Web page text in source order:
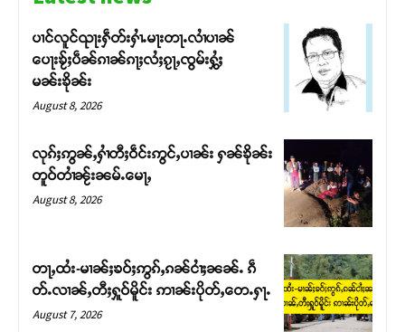
Support SHAN
တႃႇႁႂ်ႈသဵင်ၵၢင်ၸႂ်ၵူၼ်းမိူင်း ၵူႈတီႈၵူႈလႅၼ်ပေႃးတေၸွ
ပၢင်လူင်ၺႃးႁဵတ်းႁၢႆႉမႃးတႃႉလၢႆပၢၼ် ​​
ပေႃးၶႂ်ႈပဵၼ်ၵၢၼ်ၵႃႈလႆႈၵႂႃႇၸွမ်းႁွႆႈ
မၼ်းၶိုၼ်း
August 8, 2026
လုၵ်ႈဢွၼ်ႇႁၢႆတီႈဝဵင်းဢွင်ႇပၢၼ်း ႁၼ်ၶိုၼ်း
တူဝ်တၢႆၼႂ်းၼမ်ႉမေႃႇ
August 8, 2026
တႃႇထႆး-မၢၼ်ႈၶဝ်ႈဢွၵ်ႇၵၼ်ငၢႆႈၼၼ်ႉ ၵဵ
တ်ႉလၢၼ်ႇတီႈႁူဝ်မိူင်း ဢၢၼ်းပိုတ်ႇတေႉႁႃႉ
August 7, 2026